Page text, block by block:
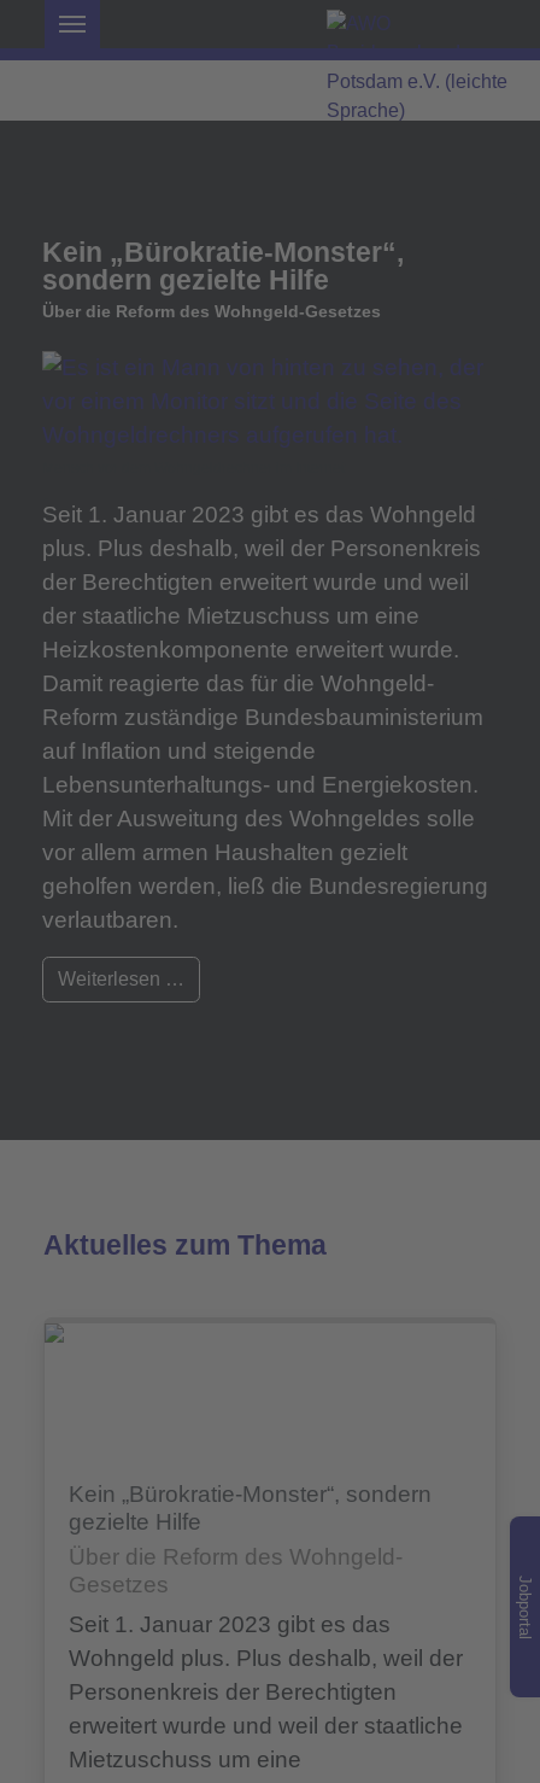
Kein „Bürokratie-Monster“,
sondern gezielte Hilfe
Über die Reform des Wohngeld-Gesetzes
Seit 1. Januar 2023 gibt es das Wohngeld
plus. Plus deshalb, weil der Personenkreis
der Berechtigten erweitert wurde und weil
der staatliche Mietzuschuss um eine
Heizkostenkomponente erweitert wurde.
Damit reagierte das für die Wohngeld-
Reform zuständige Bundesbauministerium
auf Inflation und steigende
Lebensunterhaltungs- und Energiekosten.
Mit der Ausweitung des Wohngeldes solle
vor allem armen Haushalten gezielt
geholfen werden, ließ die Bundesregierung
verlautbaren.
Weiterlesen …
Aktuelles zum Thema
Kein „Bürokratie-Monster“, sondern
gezielte Hilfe
Über die Reform des Wohngeld-
Gesetzes
Seit 1. Januar 2023 gibt es das
Wohngeld plus. Plus deshalb, weil der
Personenkreis der Berechtigten
erweitert wurde und weil der staatliche
Mietzuschuss um eine
Jobportal